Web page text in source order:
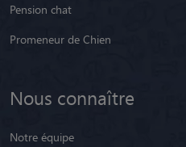
Pension chat
Promeneur de Chien
Nous connaître
Notre équipe